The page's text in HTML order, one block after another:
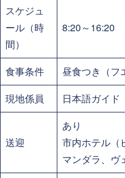
スケジュ
ール（時
間）
8:20～16:20
食事条件
昼食つき（フ
現地係員
日本語ガイド
送迎
あり
市内ホテル（
マンダラ、ヴ